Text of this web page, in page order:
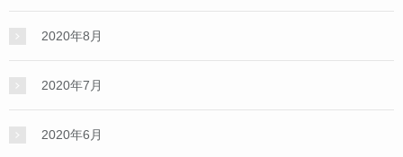
2020年8月
2020年7月
2020年6月